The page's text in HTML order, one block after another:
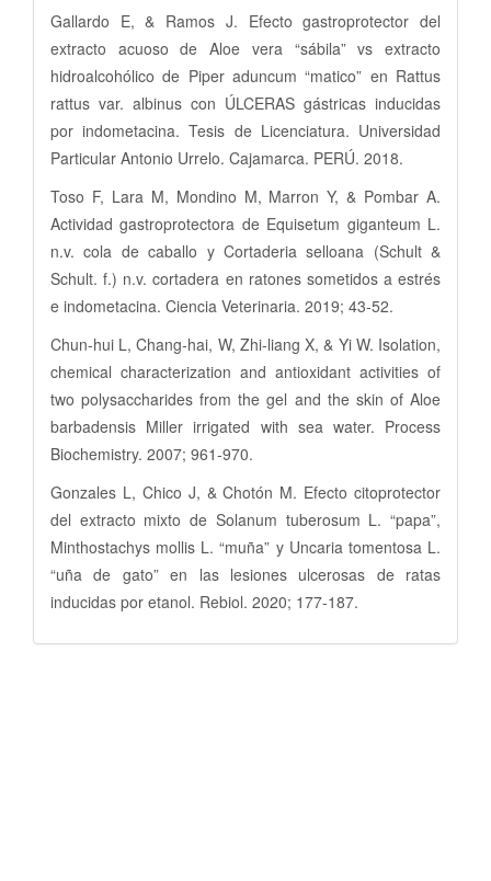
Gallardo E, & Ramos J. Efecto gastroprotector del
extracto acuoso de Aloe vera “sábila” vs extracto
hidroalcohólico de Piper aduncum “matico” en Rattus
rattus var. albinus con ÚLCERAS gástricas inducidas
por indometacina. Tesis de Licenciatura. Universidad
Particular Antonio Urrelo. Cajamarca. PERÚ. 2018.
Toso F, Lara M, Mondino M, Marron Y, & Pombar A.
Actividad gastroprotectora de Equisetum giganteum L.
n.v. cola de caballo y Cortaderia selloana (Schult &
Schult. f.) n.v. cortadera en ratones sometidos a estrés
e indometacina. Ciencia Veterinaria. 2019; 43-52.
Chun-hui L, Chang-hai, W, Zhi-liang X, & Yi W. Isolation,
chemical characterization and antioxidant activities of
two polysaccharides from the gel and the skin of Aloe
barbadensis Miller irrigated with sea water. Process
Biochemistry. 2007; 961-970.
Gonzales L, Chico J, & Chotón M. Efecto citoprotector
del extracto mixto de Solanum tuberosum L. “papa”,
Minthostachys mollis L. “muña” y Uncaria tomentosa L.
“uña de gato” en las lesiones ulcerosas de ratas
inducidas por etanol. Rebiol. 2020; 177-187.